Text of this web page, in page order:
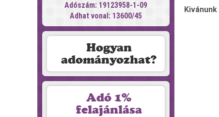
Adószám: 19123958-1-09
Adhat vonal: 13600/45
Hogyan
adományozhat?
Adó 1%
felajánlása